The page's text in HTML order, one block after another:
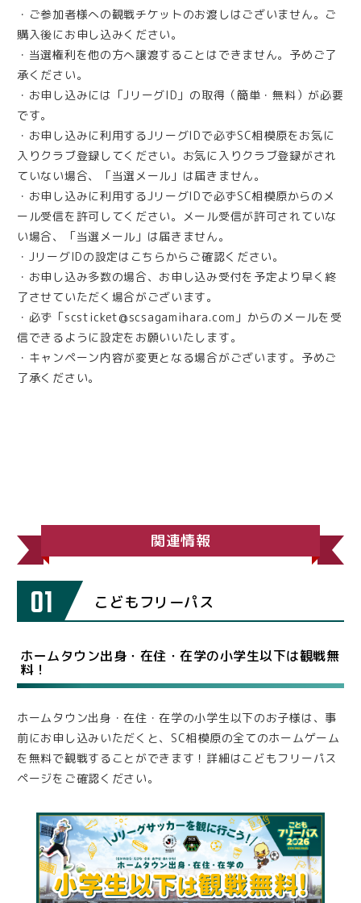
・ご参加者様への観戦チケットのお渡しはございません。ご
購入後にお申し込みください。
・当選権利を他の方へ譲渡することはできません。予めご了
承ください。
・お申し込みには「JリーグID」の取得（簡単・無料）が必要
です。
・お申し込みに利用するJリーグIDで必ずSC相模原をお気に
入りクラブ登録してください。お気に入りクラブ登録がされ
ていない場合、「当選メール」は届きません。
・お申し込みに利用するJリーグIDで必ずSC相模原からのメ
ール受信を許可してください。メール受信が許可されていな
い場合、「当選メール」は届きません。
・JリーグIDの設定はこちらからご確認ください。
・お申し込み多数の場合、お申し込み受付を予定より早く終
了させていただく場合がございます。
・必ず「scsticket@scsagamihara.com」からのメールを受
信できるように設定をお願いいたします。
・キャンペーン内容が変更となる場合がございます。予めご
了承ください。
関連情報
01 こどもフリーパス
ホームタウン出身・在住・在学の小学生以下は観戦無
料！
ホームタウン出身・在住・在学の小学生以下のお子様は、事
前にお申し込みいただくと、SC相模原の全てのホームゲーム
を無料で観戦することができます！詳細はこどもフリーパス
ページをご確認ください。